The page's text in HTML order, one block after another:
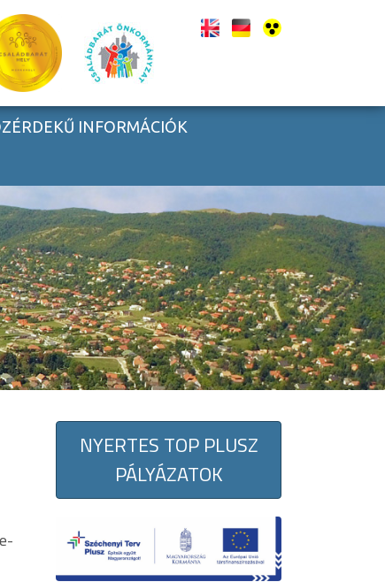
INFORMÁCIÓK
NYERTES TOP PLUSZ
PÁLYÁZATOK